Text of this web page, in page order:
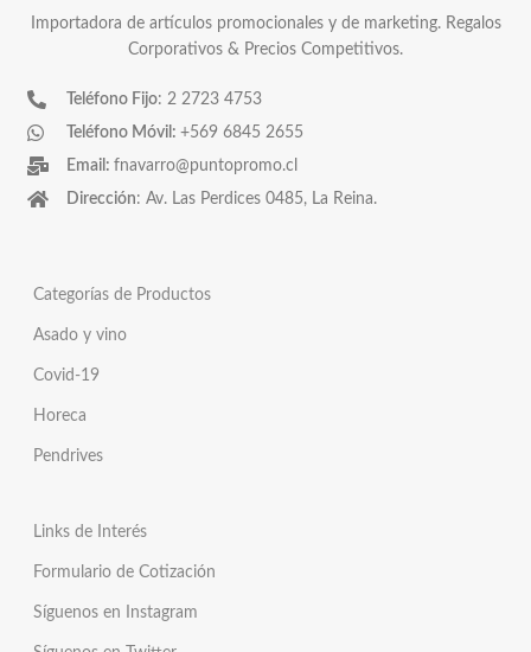
Importadora de artículos promocionales y de marketing. Regalos
Corporativos & Precios Competitivos.
Teléfono Fijo: 2 2723 4753
Teléfono Móvil: +569 6845 2655
Email: fnavarro@puntopromo.cl
Dirección: Av. Las Perdices 0485, La Reina.
Categorías de Productos
Asado y vino
Covid-19
Horeca
Pendrives
Links de Interés
Formulario de Cotización
Síguenos en Instagram